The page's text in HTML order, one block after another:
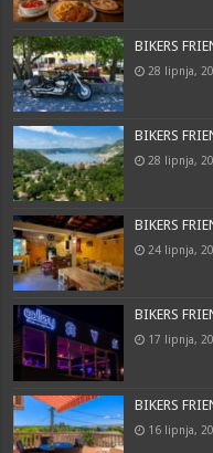
BIKERS
28 lipnja,
BIKERS
28 lipnja,
BIKERS
24 lipnja,
BIKERS
17 lipnja,
BIKERS
16 lipnja,